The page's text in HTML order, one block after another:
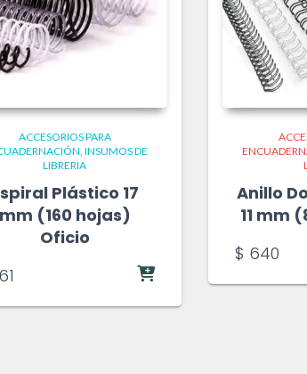
ACCESORIOS PARA
INSUMOS DE
LIBRERIA
Plástico 17
mm (160 hojas)
Oficio
Anillo
11 mm
$ 640